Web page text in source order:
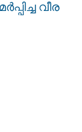
വീര